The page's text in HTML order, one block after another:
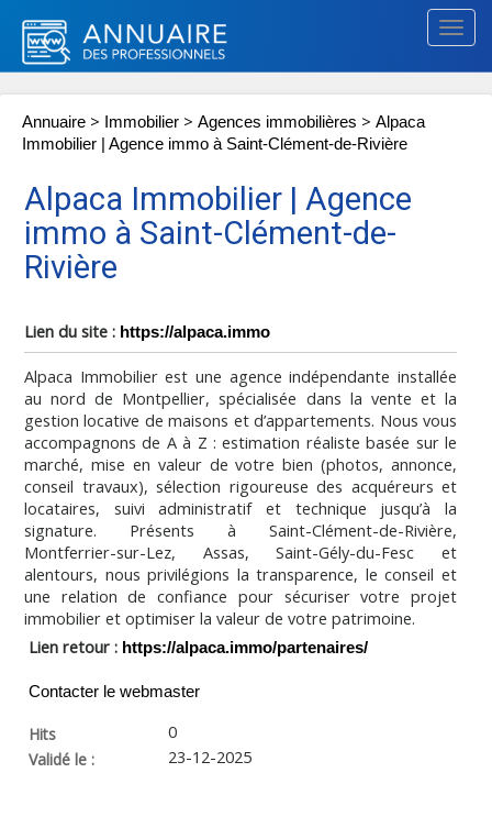
Annuaire > Immobilier > Agences immobilières > Alpaca
Immobilier | Agence immo à Saint-Clément-de-Rivière
Alpaca Immobilier | Agence
immo à Saint-Clément-de-
Rivière
Lien du site : https://alpaca.immo
Alpaca Immobilier est une agence indépendante installée
au nord de Montpellier, spécialisée dans la vente et la
gestion locative de maisons et d’appartements. Nous vous
accompagnons de A à Z : estimation réaliste basée sur le
marché, mise en valeur de votre bien (photos, annonce,
conseil travaux), sélection rigoureuse des acquéreurs et
locataires, suivi administratif et technique jusqu’à la
signature. Présents à Saint-Clément-de-Rivière,
Montferrier-sur-Lez, Assas, Saint-Gély-du-Fesc et
alentours, nous privilégions la transparence, le conseil et
une relation de confiance pour sécuriser votre projet
immobilier et optimiser la valeur de votre patrimoine.
Lien retour : https://alpaca.immo/partenaires/
Contacter le webmaster
Hits
0
Validé le :
23-12-2025